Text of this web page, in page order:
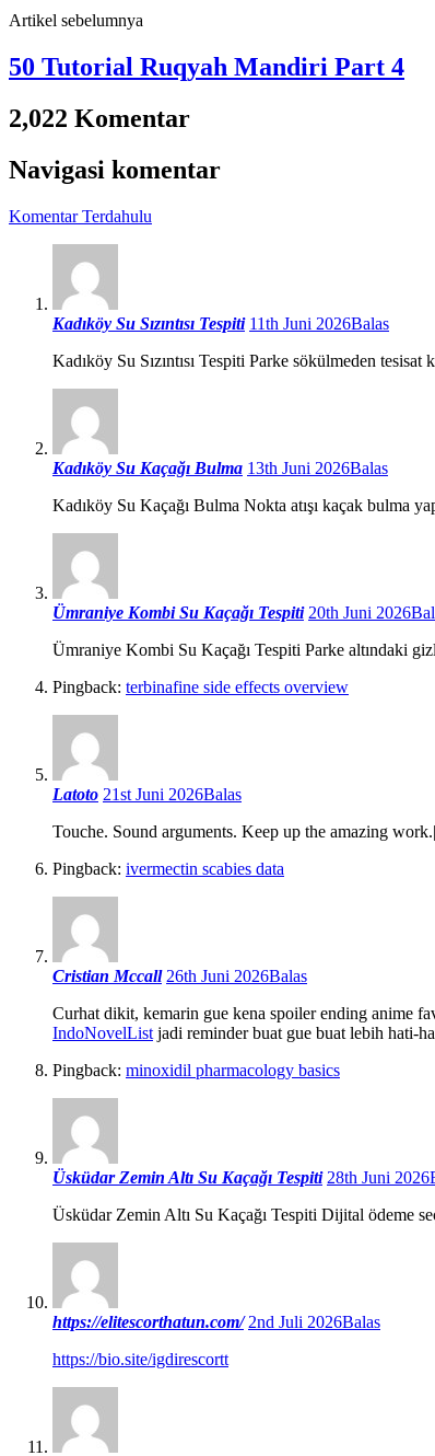
Artikel sebelumnya
50 Tutorial Ruqyah Mandiri Part 4
2,022 Komentar
Navigasi komentar
Komentar Terdahulu
Kadıköy Su Sızıntısı Tespiti 11th Juni 2026Balas
Kadıköy Su Sızıntısı Tespiti Parke sökülmeden tesisat
Kadıköy Su Kaçağı Bulma 13th Juni 2026Balas
Kadıköy Su Kaçağı Bulma Nokta atışı kaçak bulma
Ümraniye Kombi Su Kaçağı Tespiti 20th Juni 2026
Ümraniye Kombi Su Kaçağı Tespiti Parke altındaki
Pingback: terbinafine side effects overview
Latoto 21st Juni 2026Balas
Touche. Sound arguments. Keep up the amazing work.|
Pingback: ivermectin scabies data
Cristian Mccall 26th Juni 2026Balas
Curhat dikit, kemarin gue kena spoiler ending anime
IndoNovelList jadi reminder buat gue buat lebih hati-
Pingback: minoxidil pharmacology basics
Üsküdar Zemin Altı Su Kaçağı Tespiti 28th Juni 2026
Üsküdar Zemin Altı Su Kaçağı Tespiti Dijital ödeme
https://elitescorthatun.com/ 2nd Juli 2026Balas
https://bio.site/igdirescortt